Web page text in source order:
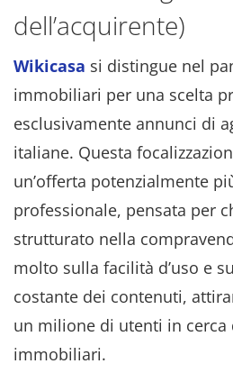
dell’acquirente)
Wikicasa si distingue nel
immobiliari per una scelta
esclusivamente annunci di
italiane. Questa
un’offerta potenzialmente
professionale, pensata per
strutturato nella
molto sulla facilità d’uso e
costante dei contenuti,
un milione di utenti in cerca
immobiliari.